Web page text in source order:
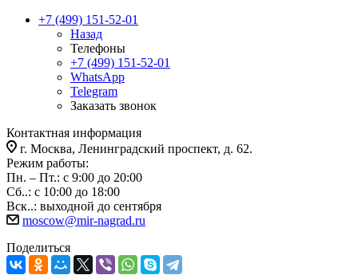
+7 (499) 151-52-01
Назад
Телефоны
+7 (499) 151-52-01
WhatsApp
Telegram
Заказать звонок
Контактная информация
г. Москва, Ленинградский проспект, д. 62.
Режим работы:
Пн. – Пт.: с 9:00 до 20:00
Сб..: с 10:00 до 18:00
Вск..: выходной до сентября
moscow@mir-nagrad.ru
Поделиться